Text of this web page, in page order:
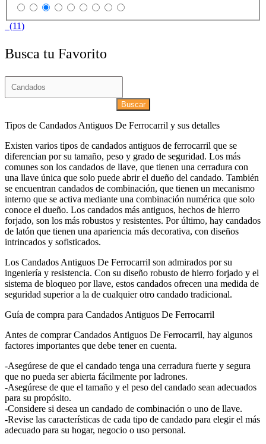
(11)
Busca tu Favorito
Buscar
Tipos de Candados Antiguos De Ferrocarril y sus detalles
Existen varios tipos de candados antiguos de ferrocarril que se
diferencian por su tamaño, peso y grado de seguridad. Los más
comunes son los candados de llave, que tienen una cerradura con
una llave única que solo puede abrir el dueño del candado. También
se encuentran candados de combinación, que tienen un mecanismo
interno que se activa mediante una combinación numérica que solo
conoce el dueño. Los candados más antiguos, hechos de hierro
forjado, son los más robustos y resistentes. Por último, hay candados
de latón que tienen una apariencia más decorativa, con diseños
intrincados y sofisticados.
Los Candados Antiguos De Ferrocarril son admirados por su
ingeniería y resistencia. Con su diseño robusto de hierro forjado y el
sistema de bloqueo por llave, estos candados ofrecen una medida de
seguridad superior a la de cualquier otro candado tradicional.
Guía de compra para Candados Antiguos De Ferrocarril
Antes de comprar Candados Antiguos De Ferrocarril, hay algunos
factores importantes que debe tener en cuenta.
-Asegúrese de que el candado tenga una cerradura fuerte y segura
que no pueda ser abierta fácilmente por ladrones.
-Asegúrese de que el tamaño y el peso del candado sean adecuados
para su propósito.
-Considere si desea un candado de combinación o uno de llave.
-Revise las características de cada tipo de candado para elegir el más
adecuado para su hogar, negocio o uso personal.